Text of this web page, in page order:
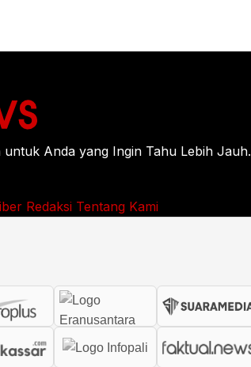
Anda yang Ingin Tahu Lebih Jauh.
Redaksi Tentang Kami